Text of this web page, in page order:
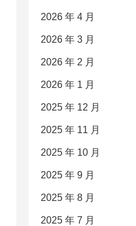
2026 年 4 月
2026 年 3 月
2026 年 2 月
2026 年 1 月
2025 年 12 月
2025 年 11 月
2025 年 10 月
2025 年 9 月
2025 年 8 月
2025 年 7 月